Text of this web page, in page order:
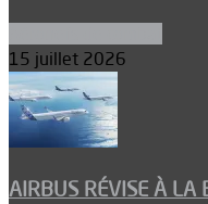
15 juillet 2026
AIRBUS RÉVISE À LA